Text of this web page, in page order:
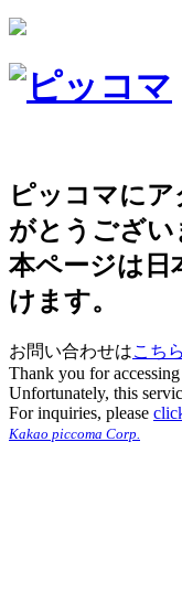
ピッコマに
がとうござい
本ページは日
けます。
お問い合わせはこちら
Thank you for
Unfortunately, this
For inquiries, please
Kakao piccoma Corp.